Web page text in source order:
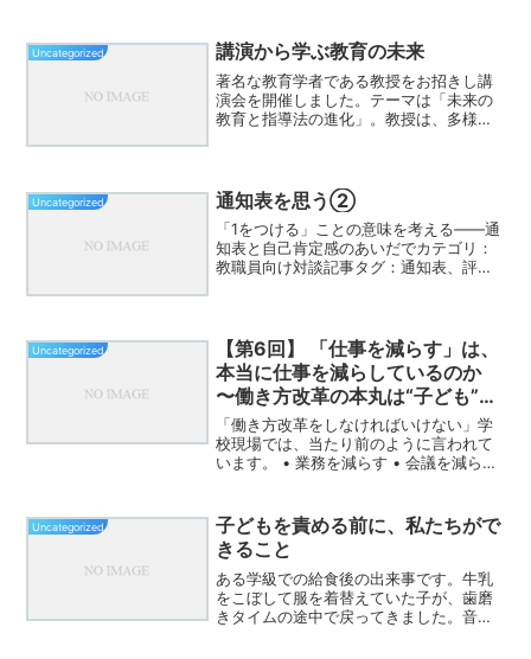
環境に置くこと」である。自分自身が“与
えられる側”だった自分は小...
Uncategorized 講演から学ぶ教育の未来
著名な教育学者である教授をお招きし講
演会を開催しました。テーマは「未来の
教育と指導法の進化」。教授は、多様な
教育からの脱却です。これ...
Uncategorized 通知表を思う②
「1をつける」ことの意味を考える——通
知表と自己肯定感のあいだでカテゴリ：
教職員向け対談記事タグ：通知表、評価
どもの可能性を数値...
Uncategorized
【第6回】 「仕事を減らす」は、
本当に仕事を減らしているのか
〜働き方改革の本丸は“子ども”に
ある〜
「働き方改革をしなければいけない」学
校現場では、当たり前のように言われて
います。 • 業務を減らす • 会議を減らす
いでしょうか。「確かに減ってはいるけ
ど、楽に...
Uncategorized
子どもを責める前に、私たちがで
きること
ある学級での給食後の出来事です。牛乳
をこぼして服を着替えていた子が、歯磨
きタイムの途中で戻ってきました。音楽